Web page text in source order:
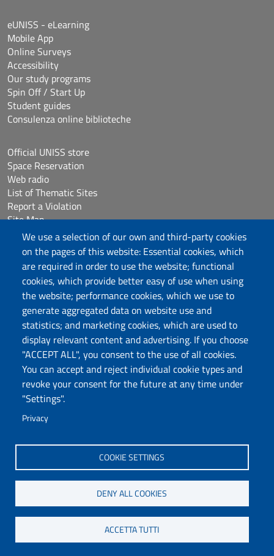
We use a selection of our own and third-party cookies
on the pages of this website: Essential cookies, which
are required in order to use the website; functional
cookies, which provide better easy of use when using
the website; performance cookies, which we use to
generate aggregated data on website use and
statistics; and marketing cookies, which are used to
display relevant content and advertising. If you choose
"ACCEPT ALL", you consent to the use of all cookies.
You can accept and reject individual cookie types and
revoke your consent for the future at any time under
"Settings".
Privacy
COOKIE SETTINGS
DENY ALL COOKIES
ACCETTA TUTTI
Università degli Studi di Sassari
Piazza Università 21, Sassari
Tel.: 800 882994 (toll-free number)
RECTOR:rettore@uniss.it
PEC:protocollo@pec.uniss.it
URP:urp@uniss.it
P.I. 00196350904 –pagoPA®
eUNISS - eLearning
Mobile App
Online Surveys
Accessibility
Our study programs
Spin Off / Start Up
Student guides
Consulenza online biblioteche
Official UNISS store
Space Reservation
Web radio
List of Thematic Sites
Report a Violation
Site Map
Accessibilità
Cookie Settings
Follow us
Chatta con noi